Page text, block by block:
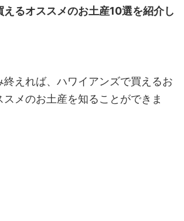
えるオススメのお土産10選を紹介し
終えれば、ハワイアンズで買えるお
スメのお土産を知ることができま